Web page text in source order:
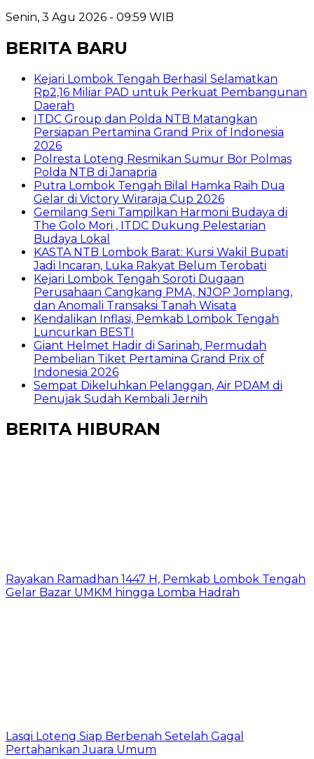
Senin, 3 Agu 2026 - 09:59 WIB
BERITA BARU
Kejari Lombok Tengah Berhasil Selamatkan
Rp2,16 Miliar PAD untuk Perkuat Pembangunan
Daerah
ITDC Group dan Polda NTB Matangkan
Persiapan Pertamina Grand Prix of Indonesia
2026
Polresta Loteng Resmikan Sumur Bor Polmas
Polda NTB di Janapria
Putra Lombok Tengah Bilal Hamka Raih Dua
Gelar di Victory Wiraraja Cup 2026
Gemilang Seni Tampilkan Harmoni Budaya di
The Golo Mori , ITDC Dukung Pelestarian
Budaya Lokal
KASTA NTB Lombok Barat: Kursi Wakil Bupati
Jadi Incaran, Luka Rakyat Belum Terobati
Kejari Lombok Tengah Soroti Dugaan
Perusahaan Cangkang PMA, NJOP Jomplang,
dan Anomali Transaksi Tanah Wisata
Kendalikan Inflasi, Pemkab Lombok Tengah
Luncurkan BESTI
Giant Helmet Hadir di Sarinah, Permudah
Pembelian Tiket Pertamina Grand Prix of
Indonesia 2026
Sempat Dikeluhkan Pelanggan, Air PDAM di
Penujak Sudah Kembali Jernih
BERITA HIBURAN
Rayakan Ramadhan 1447 H, Pemkab Lombok Tengah
Gelar Bazar UMKM hingga Lomba Hadrah
Lasqi Loteng Siap Berbenah Setelah Gagal
Pertahankan Juara Umum